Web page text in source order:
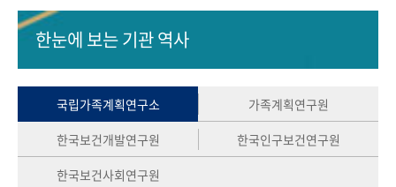
50+1 주년 기념
세계와 함께 한 KIHASA
VR 역사관
한눈에 보는기관 역사
국립가족계획연구소
가족계획연구원
한국보건개발연구원
한국인구보건연구원
한국보건사회연구원